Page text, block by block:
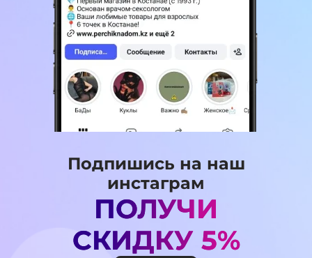
Подпишись на наш
инстаграм
ПОЛУЧИ
СКИДКУ 5%